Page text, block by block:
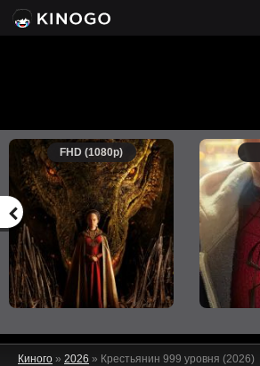
FHD (1080p)
Киного » 2026 » Крестьянин 999 уровня (2026)